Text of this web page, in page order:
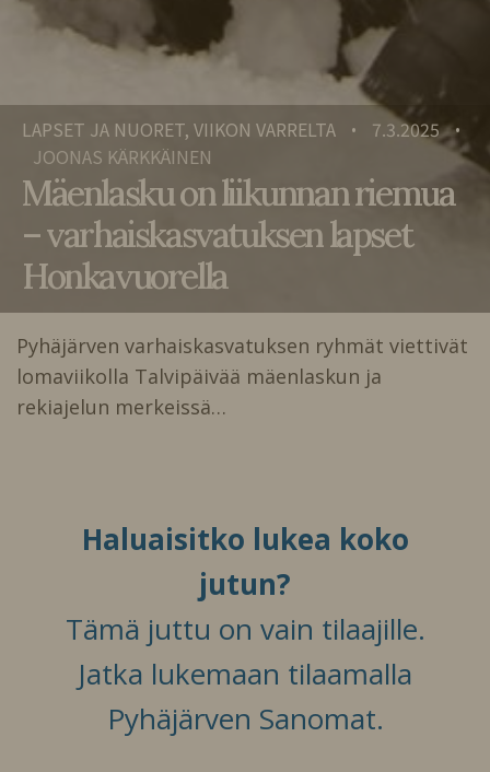
LAPSET JA NUORET, VIIKON VARRELTA • 7.3.2025 •
JOONAS KÄRKKÄINEN
Mäenlasku on liikunnan riemua
– varhaiskasvatuksen lapset
Honkavuorella
Pyhäjärven varhaiskasvatuksen ryhmät viettivät
lomaviikolla Talvipäivää mäenlaskun ja
rekiajelun merkeissä…
Haluaisitko lukea koko
jutun?
Tämä juttu on vain tilaajille.
Jatka lukemaan tilaamalla
Pyhäjärven Sanomat.